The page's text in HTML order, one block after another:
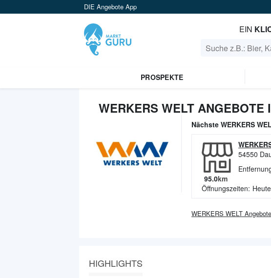
DIE Angebote App
EIN
PROSPEKTE
WERKERS WELT ANGEBOTE
Nächste WERKERS
54550
95.0km
Öffnungszeiten:
WERKERS WELT Angebote
HIGHLIGHTS